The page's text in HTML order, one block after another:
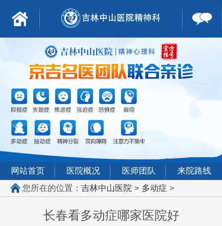
网站首页 医院概况 医师团队
来院路线
您所在的位置： 吉林中山医院> 多动症 >
长春看多动症哪家医院好